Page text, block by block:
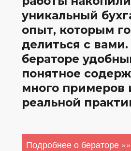
уникальный
опыт, которым
делиться с вами.
бераторе
понятное
много примеров
реальной
Подробнее о бераторе »»